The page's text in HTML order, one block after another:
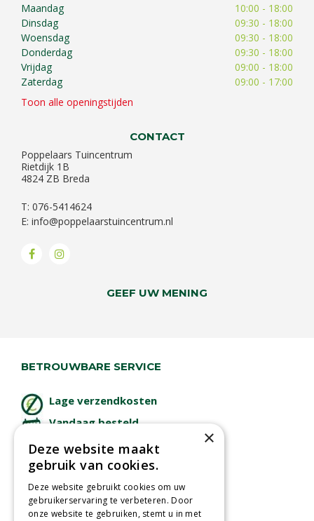
Maandag
10:00 - 18:00
Dinsdag
09:30 - 18:00
Woensdag
09:30 - 18:00
Donderdag
09:30 - 18:00
Vrijdag
09:00 - 18:00
Zaterdag
09:00 - 17:00
Toon alle openingstijden
CONTACT
Poppelaars Tuincentrum
Rietdijk 1B
4824 ZB Breda
T: 076-5414624
E: info@poppelaarstuincentrum.nl
GEEF UW MENING
BETROUWBARE SERVICE
Lage verzendkosten
Vandaag besteld
Afhalen in tuincentrum
Betaal veilig
met iDeal - Wero
×
Deze website maakt
gebruik van cookies.
Deze website gebruikt cookies om uw
gebruikerservaring te verbeteren. Door
onze website te gebruiken, stemt u in met